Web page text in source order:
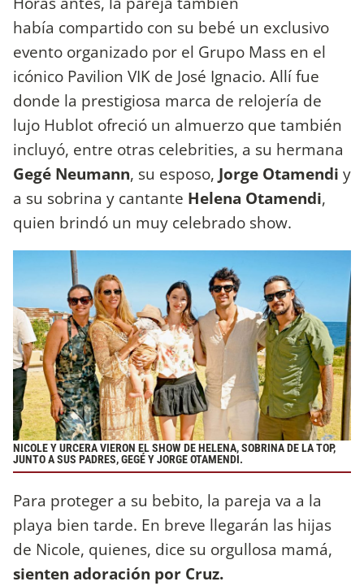
había compartido con su bebé un exclusivo
evento organizado por el Grupo Mass en el
icónico Pavilion VIK de José Ignacio. Allí fue
donde la prestigiosa marca de relojería de
lujo Hublot ofreció un almuerzo que también
incluyó, entre otras celebrities, a su hermana
Gegé Neumann, su esposo, Jorge Otamendi y
a su sobrina y cantante Helena Otamendi,
quien brindó un muy celebrado show.
NICOLE Y URCERA VIERON EL SHOW DE HELENA, SOBRINA DE LA TOP,
JUNTO A SUS PADRES, GEGÉ Y JORGE OTAMENDI.
Para proteger a su bebito, la pareja va a la
playa bien tarde. En breve llegarán las hijas
de Nicole, quienes, dice su orgullosa mamá,
sienten adoración por Cruz.